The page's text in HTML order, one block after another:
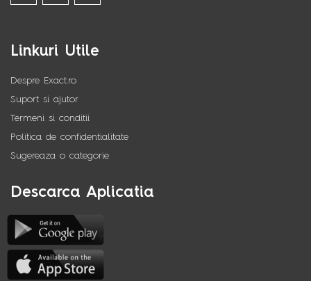
Linkuri Utile
Despre Exact.ro
Suport si ajutor
Termeni si conditii
Politica de confidentialitate
Sugereaza o categorie
Descarca Aplicatia